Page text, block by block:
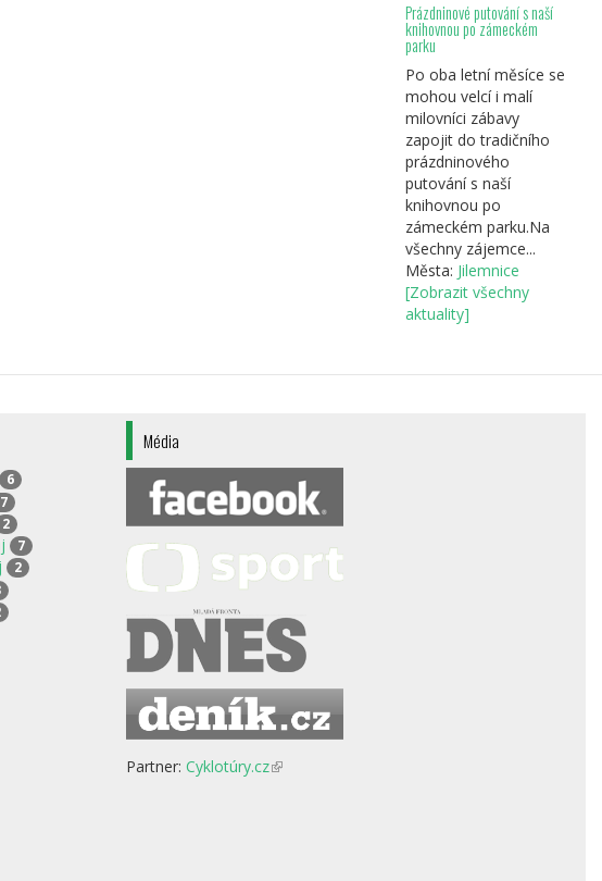
Prázdninové putování s naší
knihovnou po zámeckém
parku
Po oba letní měsíce se
mohou velcí i malí
milovníci zábavy
zapojit do tradičního
prázdninového
putování s naší
knihovnou po
zámeckém parku.Na
všechny zájemce...
Města: Jilemnice
[Zobrazit všechny
aktuality]
6
2
7
2
Média
Partner: Cyklotúry.cz(odkaz